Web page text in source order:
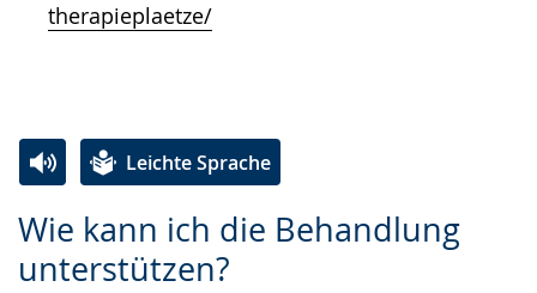
therapieplaetze/
Wie kann ich die Behandlung
unterstützen?
Leichte Sprache
Leichten
Sprache
Audio-
Unterstützung.
Video
in